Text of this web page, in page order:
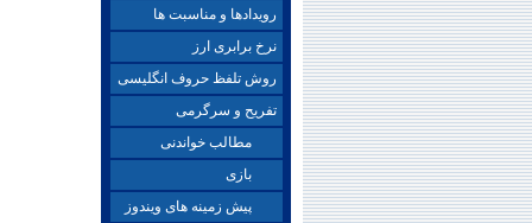
رویدادها و مناسبت ها
نرخ برابری ارز
روش تلفظ حروف انگلیسی
تفریح و سرگرمی
مطالب خواندنی
بازی
پیش زمینه های ویندوز